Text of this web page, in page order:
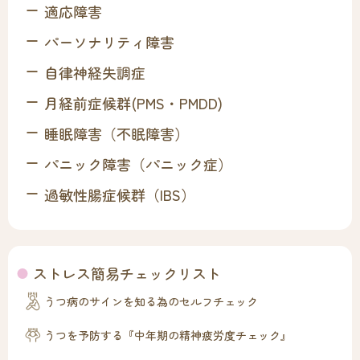
適応障害
パーソナリティ障害
自律神経失調症
月経前症候群(PMS・PMDD)
睡眠障害（不眠障害）
パニック障害（パニック症）
過敏性腸症候群（IBS）
ストレス簡易チェックリスト
うつ病のサインを知る為のセルフチェック
うつを予防する『中年期の精神疲労度チェック』